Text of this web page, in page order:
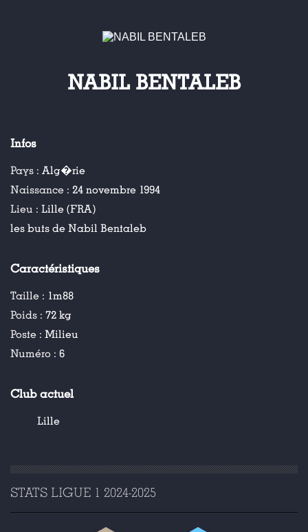
NABIL BENTALEB
Infos
Pays : Alg�rie
Naissance : 24 novembre 1994
Lieu : Lille (FRA)
les buts de Nabil Bentaleb
Caractéristiques
Taille : 1m88
Poids : 72 kg
Poste : Milieu
Numéro : 6
Club actuel
Lille
STATS LIGUE 1 2024-2025